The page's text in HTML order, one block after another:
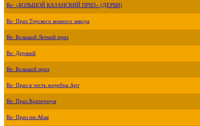
Re: «БОЛЬШОЙ КАЗАНСКИЙ ПРИЗ» (ДЕРБИ)
Re: Приз Терского конного завода
Re: Большой Летний приз
Re: Дерзкий
Re: Большой приз
Re: Приз в честь жеребца Арт
Re: Приз Критериум
Re: Приз им.Абая